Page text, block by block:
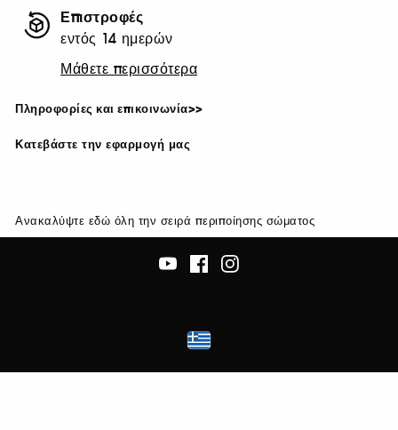
Επιστροφές
εντός 14 ημερών
Μάθετε περισσότερα
Πληροφορίες και επικοινωνία>>
Κατεβάστε την εφαρμογή μας
Ανακαλύψτε εδώ όλη την σειρά περιποίησης σώματος